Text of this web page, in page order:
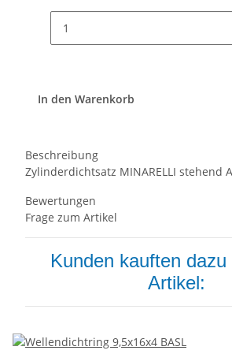
In den Warenkorb
Beschreibung
Zylinderdichtsatz MINARELLI stehend
Bewertungen
Frage zum Artikel
Kunden kauften dazu
Artikel: